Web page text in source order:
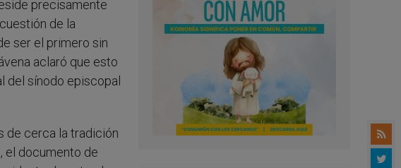
precisamente
de la
ser el primero sin
aclaró que esto
del sínodo episcopal
de cerca la tradición
el documento de